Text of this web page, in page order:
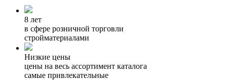
8 лет
в сфере розничной торговли
стройматериалами
Низкие цены
цены на весь ассортимент каталога
самые привлекательные